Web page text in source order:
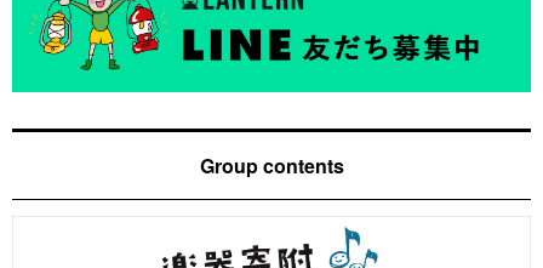
Group contents